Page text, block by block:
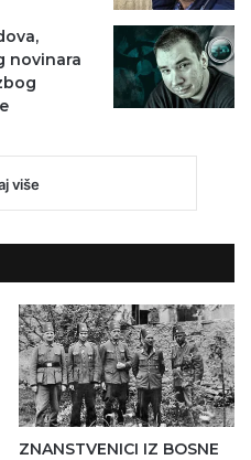
novinara
više
ZNANSTVENICI IZ BOSNE